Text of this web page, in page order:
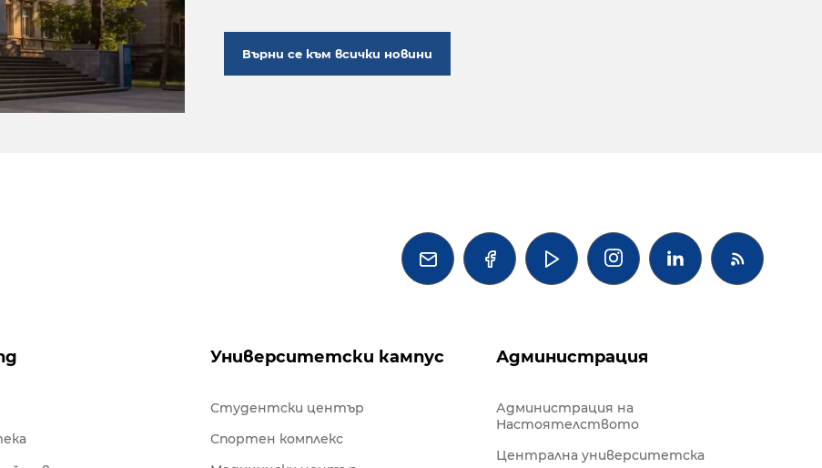
Върни се към всички новини
   
Университетски кампус Администрация
Студентски център
Спортен комплекс
Администрация на
Настоятелството
Централна университетска